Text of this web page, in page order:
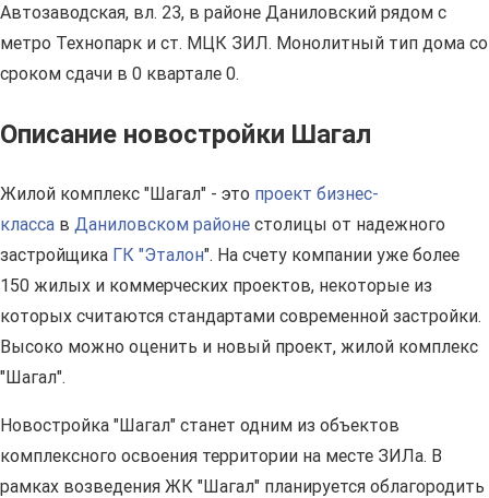
Автозаводская, вл. 23, в районе Даниловский рядом с
метро Технопарк и ст. МЦК ЗИЛ. Монолитный тип дома со
сроком сдачи в 0 квартале 0.
Описание новостройки Шагал
Жилой комплекс "Шагал" - это проект бизнес-
класса в Даниловском районе столицы от надежного
застройщика ГК "Эталон". На счету компании уже более
150 жилых и коммерческих проектов, некоторые из
которых считаются стандартами современной застройки.
Высоко можно оценить и новый проект, жилой комплекс
"Шагал".
Новостройка "Шагал" станет одним из объектов
комплексного освоения территории на месте ЗИЛа. В
рамках возведения ЖК "Шагал" планируется облагородить